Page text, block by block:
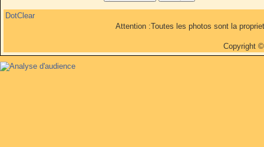
DotClear
Attention :Toutes les photos sont la
Copyright